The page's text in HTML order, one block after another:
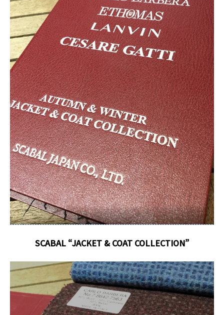
SCABAL “JACKET & COAT COLLECTION”